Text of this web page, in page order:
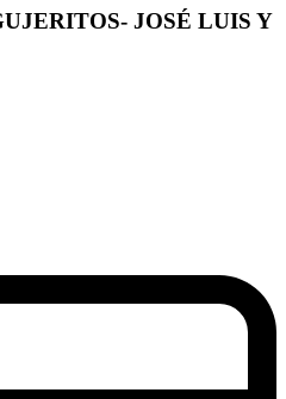
JOSÉ LUIS Y